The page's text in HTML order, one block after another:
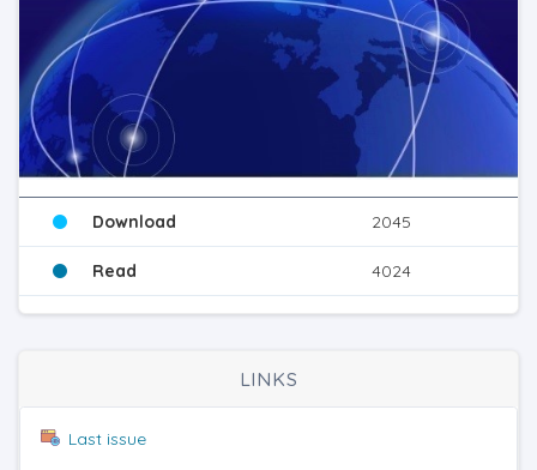
Download 2045
Read 4024
LINKS
Last issue